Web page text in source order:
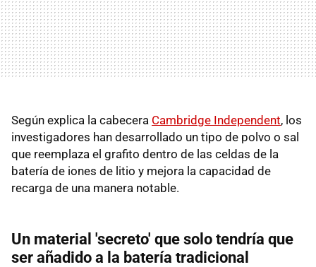
Según explica la cabecera Cambridge Independent, los
investigadores han desarrollado un tipo de polvo o sal
que reemplaza el grafito dentro de las celdas de la
batería de iones de litio y mejora la capacidad de
recarga de una manera notable.
Un material 'secreto' que solo tendría que
ser añadido a la batería tradicional